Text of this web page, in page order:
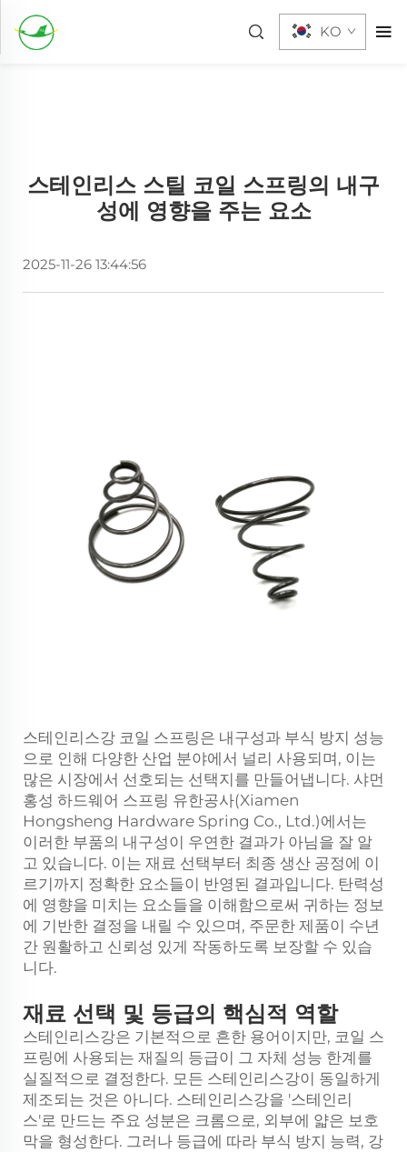
KO
스테인리스 스틸 코일 스프링의 내구
성에 영향을 주는 요소
2025-11-26 13:44:56
스테인리스강 코일 스프링은 내구성과 부식 방지 성능
으로 인해 다양한 산업 분야에서 널리 사용되며, 이는
많은 시장에서 선호되는 선택지를 만들어냅니다. 샤먼
홍성 하드웨어 스프링 유한공사(Xiamen
Hongsheng Hardware Spring Co., Ltd.)에서는
이러한 부품의 내구성이 우연한 결과가 아님을 잘 알
고 있습니다. 이는 재료 선택부터 최종 생산 공정에 이
르기까지 정확한 요소들이 반영된 결과입니다. 탄력성
에 영향을 미치는 요소들을 이해함으로써 귀하는 정보
에 기반한 결정을 내릴 수 있으며, 주문한 제품이 수년
간 원활하고 신뢰성 있게 작동하도록 보장할 수 있습
니다.
재료 선택 및 등급의 핵심적 역할
스테인리스강은 기본적으로 흔한 용어이지만, 코일 스
프링에 사용되는 재질의 등급이 그 자체 성능 한계를
실질적으로 결정한다. 모든 스테인리스강이 동일하게
제조되는 것은 아니다. 스테인리스강을 '스테인리
스'로 만드는 주요 성분은 크롬으로, 외부에 얇은 보호
막을 형성한다. 그러나 등급에 따라 부식 방지 능력, 강